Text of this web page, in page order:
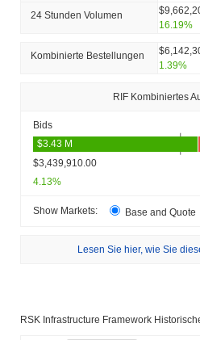
24 Stunden Volumen
16.19%
Kombinierte Bestellungen
1.39%
RIF Kombiniertes
Bids
$3,439,910.00
4.13%
Show Markets: Base and Quote
Lesen Sie hier, wie Sie
RSK Infrastructure Framework